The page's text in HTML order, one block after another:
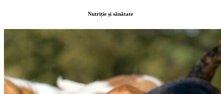
Nutriție și sănătate